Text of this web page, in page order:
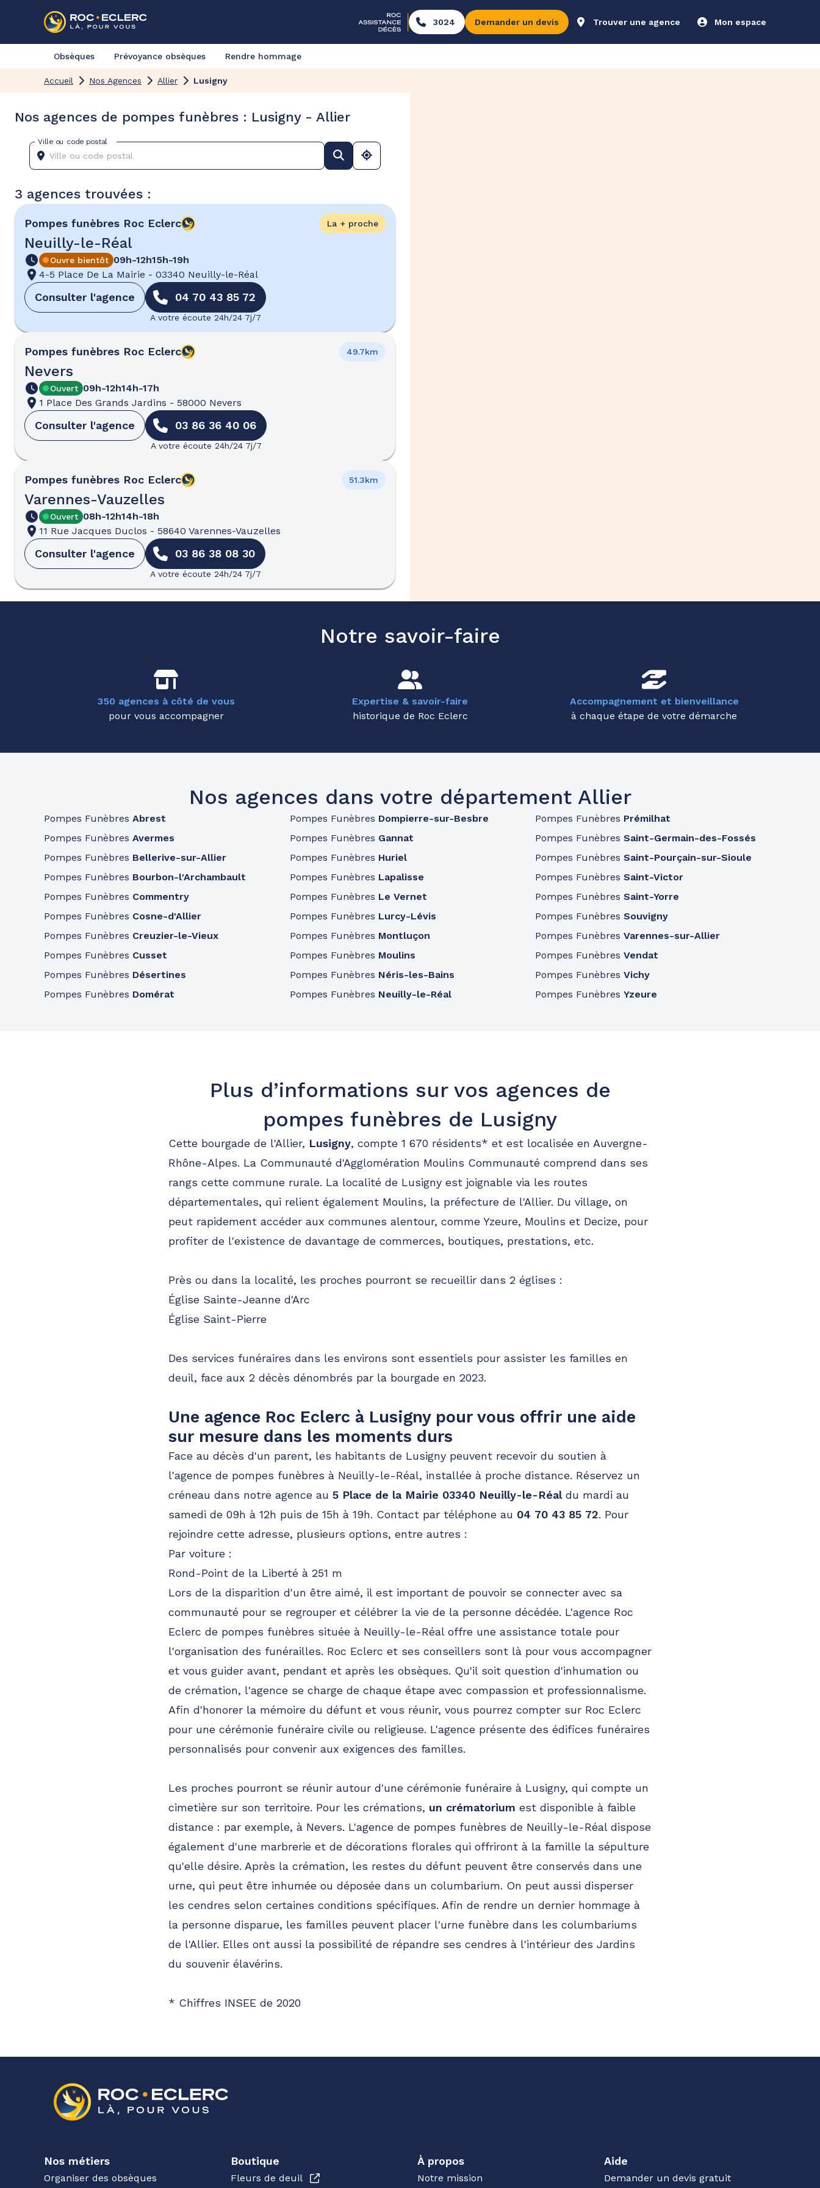
3024 Demander un devis Trouver une agence Mon espace
Obsèques Prévoyance obsèques Rendre hommage
Accueil Nos Agences Allier Lusigny
Nos agences de pompes funèbres : Lusigny - Allier
Ville ou code postal
3 agences trouvées :
Pompes funèbres Roc Eclerc
Neuilly-le-Réal
La + proche
Ouvre bientôt 09h-12h15h-19h
4-5 Place De La Mairie - 03340 Neuilly-le-Réal
Consulter l'agence 04 70 43 85 72
A votre écoute 24h/24 7j/7
Pompes funèbres Roc Eclerc
Nevers
49.7km
Ouvert 09h-12h14h-17h
1 Place Des Grands Jardins - 58000 Nevers
Consulter l'agence 03 86 36 40 06
A votre écoute 24h/24 7j/7
Pompes funèbres Roc Eclerc
Varennes-Vauzelles
51.3km
Ouvert 08h-12h14h-18h
11 Rue Jacques Duclos - 58640 Varennes-Vauzelles
Consulter l'agence 03 86 38 08 30
A votre écoute 24h/24 7j/7
Notre savoir-faire
350 agences à côté de vous
pour vous accompagner
Expertise & savoir-faire
historique de Roc Eclerc
Accompagnement et bienveillance
à chaque étape de votre démarche
Nos agences dans votre département Allier
Pompes Funèbres Abrest
Pompes Funèbres Avermes
Pompes Funèbres Bellerive-sur-Allier
Pompes Funèbres Bourbon-l'Archambault
Pompes Funèbres Commentry
Pompes Funèbres Cosne-d'Allier
Pompes Funèbres Creuzier-le-Vieux
Pompes Funèbres Cusset
Pompes Funèbres Désertines
Pompes Funèbres Domérat
Pompes Funèbres Dompierre-sur-Besbre
Pompes Funèbres Gannat
Pompes Funèbres Huriel
Pompes Funèbres Lapalisse
Pompes Funèbres Le Vernet
Pompes Funèbres Lurcy-Lévis
Pompes Funèbres Montluçon
Pompes Funèbres Moulins
Pompes Funèbres Néris-les-Bains
Pompes Funèbres Neuilly-le-Réal
Pompes Funèbres Prémilhat
Pompes FunèbresSaint-Germain-des-Fossés
Pompes FunèbresSaint-Pourçain-sur-Sioule
Pompes FunèbresSaint-Victor
Pompes FunèbresSaint-Yorre
Pompes FunèbresSouvigny
Pompes FunèbresVarennes-sur-Allier
Pompes FunèbresVendat
Pompes FunèbresVichy
Pompes FunèbresYzeure
Plus d’informations sur vos agences de
pompes funèbres de Lusigny
Cette bourgade de l'Allier, Lusigny, compte 1 670 résidents* et est localisée en Auvergne-
Rhône-Alpes. La Communauté d'Agglomération Moulins Communauté comprend dans ses
rangs cette commune rurale. La localité de Lusigny est joignable via les routes
départementales, qui relient également Moulins, la préfecture de l'Allier. Du village, on
peut rapidement accéder aux communes alentour, comme Yzeure, Moulins et Decize, pour
profiter de l'existence de davantage de commerces, boutiques, prestations, etc.
Près ou dans la localité, les proches pourront se recueillir dans 2 églises :
Église Sainte-Jeanne d'Arc
Église Saint-Pierre
Des services funéraires dans les environs sont essentiels pour assister les familles en
deuil, face aux 2 décès dénombrés par la bourgade en 2023.
Une agence Roc Eclerc à Lusigny pour vous offrir une aide
sur mesure dans les moments durs
Face au décès d'un parent, les habitants de Lusigny peuvent recevoir du soutien à
l'agence de pompes funèbres à Neuilly-le-Réal, installée à proche distance. Réservez un
créneau dans notre agence au 5 Place de la Mairie 03340 Neuilly-le-Réaldu mardi au
samedi de 09h à 12h puis de 15h à 19h. Contact par téléphone au 04 70 43 85 72. Pour
rejoindre cette adresse, plusieurs options, entre autres :
Par voiture :
Rond-Point de la Liberté à 251 m
Lors de la disparition d'un être aimé, il est important de pouvoir se connecter avec sa
communauté pour se regrouper et célébrer la vie de la personne décédée. L'agence Roc
Eclerc de pompes funèbres située à Neuilly-le-Réal offre une assistance totale pour
l'organisation des funérailles. Roc Eclerc et ses conseillers sont là pour vous accompagner
et vous guider avant, pendant et après les obsèques. Qu'il soit question d'inhumation ou
de crémation, l'agence se charge de chaque étape avec compassion et professionnalisme.
Afin d'honorer la mémoire du défunt et vous réunir, vous pourrez compter sur Roc Eclerc
pour une cérémonie funéraire civile ou religieuse. L'agence présente des édifices funéraires
personnalisés pour convenir aux exigences des familles.
Les proches pourront se réunir autour d'une cérémonie funéraire à Lusigny, qui compte un
cimetière sur son territoire. Pour les crémations, un crématorium est disponible à faible
distance : par exemple, à Nevers. L'agence de pompes funèbres de Neuilly-le-Réal dispose
également d'une marbrerie et de décorations florales qui offriront à la famille la sépulture
qu'elle désire. Après la crémation, les restes du défunt peuvent être conservés dans une
urne, qui peut être inhumée ou déposée dans un columbarium. On peut aussi disperser
les cendres selon certaines conditions spécifiques. Afin de rendre un dernier hommage à
la personne disparue, les familles peuvent placer l'urne funèbre dans les columbariums
de l'Allier. Elles ont aussi la possibilité de répandre ses cendres à l'intérieur des Jardins
du souvenir élavérins.
* Chiffres INSEE de 2020
Nos métiers
Organiser des obsèques
Boutique
Fleurs de deuil
À propos
Notre mission
Aide
Demander un devis gratuit